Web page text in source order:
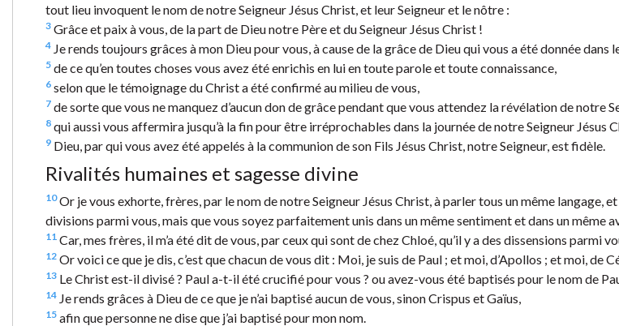
tout lieu invoquent le nom de notre Seigneur Jésus Christ, et leur Seigneur et le nôtre :
3 Grâce et paix à vous, de la part de Dieu notre Père et du Seigneur Jésus Christ !
4 Je rends toujours grâces à mon Dieu pour vous, à cause de la grâce de Dieu qui vous a été donnée dans
5 de ce qu’en toutes choses vous avez été enrichis en lui en toute parole et toute connaissance,
6 selon que le témoignage du Christ a été confirmé au milieu de vous,
7 de sorte que vous ne manquez d’aucun don de grâce pendant que vous attendez la révélation de notre
8 qui aussi vous affermira jusqu’à la fin pour être irréprochables dans la journée de notre Seigneur Jésus
9 Dieu, par qui vous avez été appelés à la communion de son Fils Jésus Christ, notre Seigneur, est fidèle.
Rivalités humaines et sagesse divine
10Or je vous exhorte, frères, par le nom de notre Seigneur Jésus Christ, à parler tous un même langage, et
divisions parmi vous, mais que vous soyez parfaitement unis dans un même sentiment et dans un même
11 Car, mes frères, il m’a été dit de vous, par ceux qui sont de chez Chloé, qu’il y a des dissensions parmi
12 Or voici ce que je dis, c’est que chacun de vous dit : Moi, je suis de Paul ; et moi, d’Apollos ; et moi, de
13 Le Christ est-il divisé ? Paul a-t-il été crucifié pour vous ? ou avez-vous été baptisés pour le nom de
14 Je rends grâces à Dieu de ce que je n’ai baptisé aucun de vous, sinon Crispus et Gaïus,
15 afin que personne ne dise que j’ai baptisé pour mon nom.